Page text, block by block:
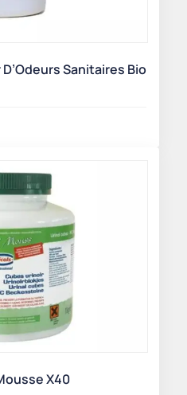
Sanitaires Bio
X40